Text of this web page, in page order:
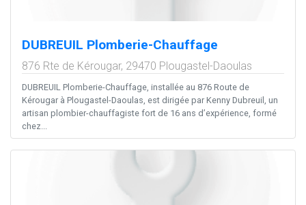
DUBREUIL Plomberie-Chauffage
876 Rte de Kérougar, 29470 Plougastel-Daoulas
DUBREUIL Plomberie-Chauffage, installée au 876 Route de
Kérougar à Plougastel-Daoulas, est dirigée par Kenny Dubreuil, un
artisan plombier-chauffagiste fort de 16 ans d’expérience, formé
chez...